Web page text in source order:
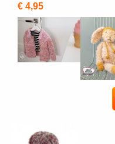
€ 4,95